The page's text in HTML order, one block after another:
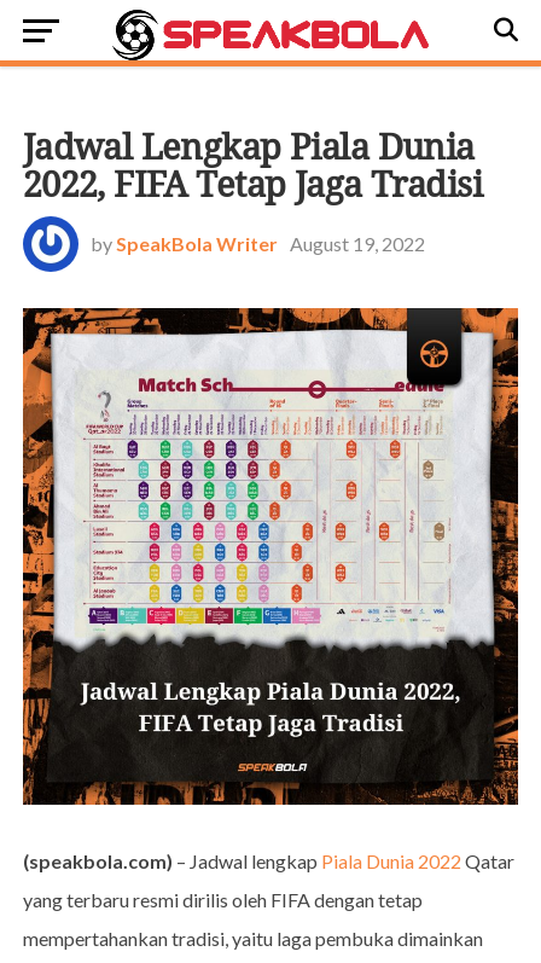
Jadwal Lengkap Piala Dunia
2022, FIFA Tetap Jaga Tradisi
bySpeakBola Writer August 19, 2022
(speakbola.com) – Jadwal lengkap Piala Dunia 2022 Qatar
yang terbaru resmi dirilis oleh FIFA dengan tetap
mempertahankan tradisi, yaitu laga pembuka dimainkan